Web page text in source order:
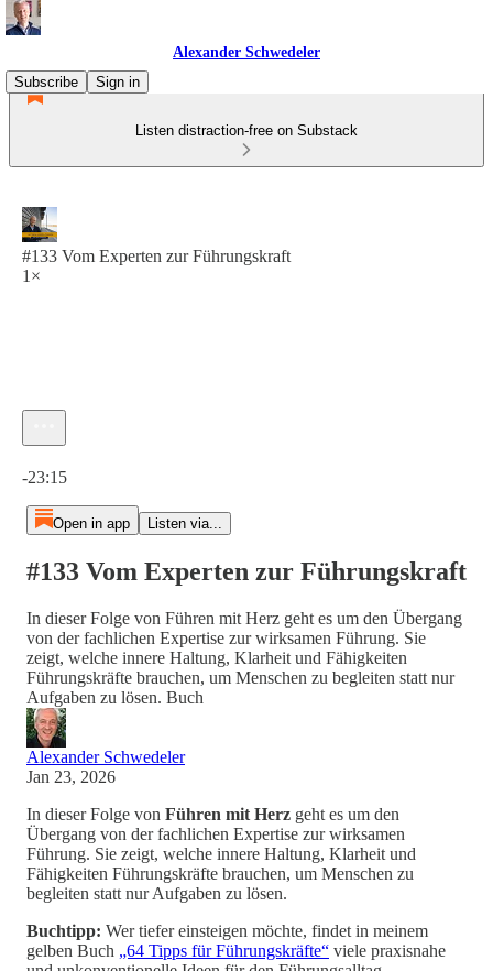
Alexander Schwedeler
Subscribe
Sign in
Listen distraction-free on Substack
#133 Vom Experten zur Führungskraft
1×
-23:15
Open in app Listen via...
#133 Vom Experten zur Führungskraft
In dieser Folge von Führen mit Herz geht es um den Übergang
von der fachlichen Expertise zur wirksamen Führung. Sie
zeigt, welche innere Haltung, Klarheit und Fähigkeiten
Führungskräfte brauchen, um Menschen zu begleiten statt nur
Aufgaben zu lösen. Buch
Alexander Schwedeler
Jan 23, 2026
In dieser Folge von Führen mit Herz geht es um den
Übergang von der fachlichen Expertise zur wirksamen
Führung. Sie zeigt, welche innere Haltung, Klarheit und
Fähigkeiten Führungskräfte brauchen, um Menschen zu
begleiten statt nur Aufgaben zu lösen.
Buchtipp: Wer tiefer einsteigen möchte, findet in meinem
gelben Buch „64 Tipps für Führungskräfte“ viele praxisnahe